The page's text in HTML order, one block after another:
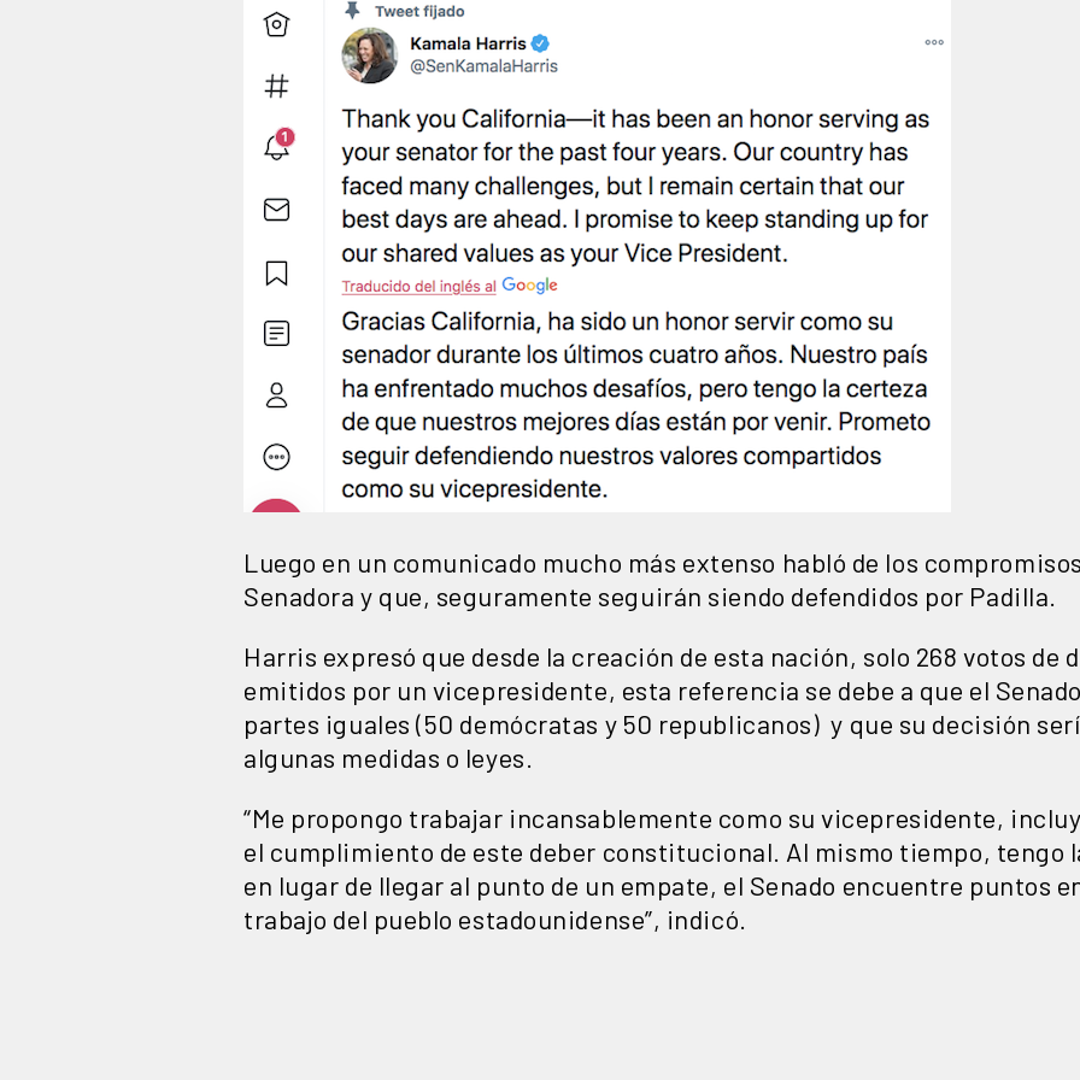
Luego en un comunicado mucho más extenso habló de los
Senadora y que, seguramente seguirán siendo defendidos por Padilla.
Harris expresó que desde la creación de esta nación, solo 268 votos de
emitidos por un vicepresidente, esta referencia se debe a que el
partes iguales (50 demócratas y 50 republicanos) y que su decisión
algunas medidas o leyes.
“Me propongo trabajar incansablemente como su vicepresidente,
el cumplimiento de este deber constitucional. Al mismo tiempo, tengo
en lugar de llegar al punto de un empate, el Senado encuentre puntos
trabajo del pueblo estadounidense”, indicó.